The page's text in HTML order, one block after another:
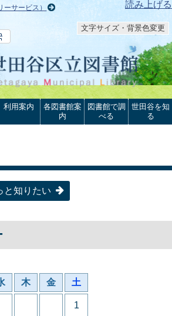
読み上げる
ーサービス）
文字サイズ・背景色変更
利用案内
各図書館案
内
図書館で調
べる
世田谷を知
る
と知りたい
木 金 土
1